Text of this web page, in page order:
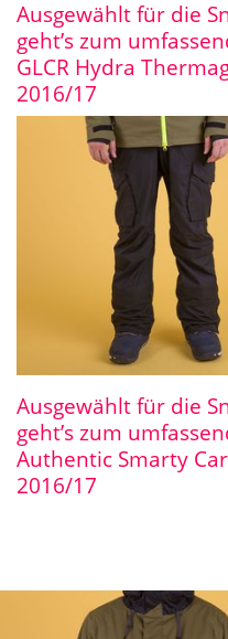
Ausgewählt für die
geht’s zum
GLCR Hydra
2016/17
Ausgewählt für die
geht’s zum
Authentic Smarty
2016/17